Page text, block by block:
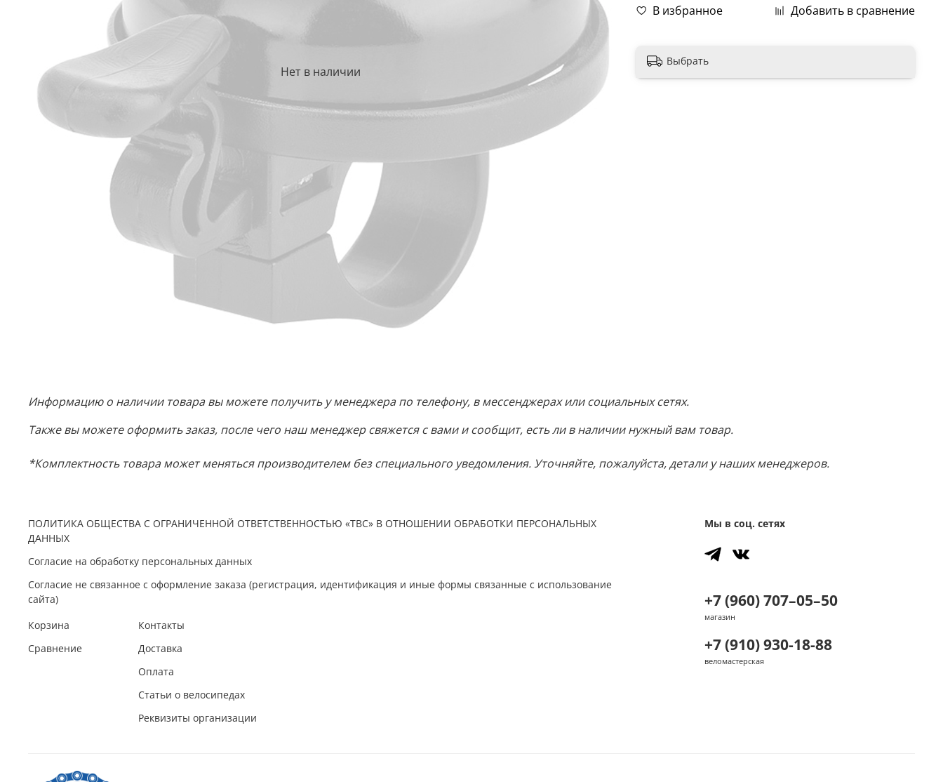
Нет в наличии
В избранное Добавить в сравнение
Выбрать
Информацию о наличии товара вы можете получить у менеджера по телефону, в мессенджерах или социальных сетях.
Также вы можете оформить заказ, после чего наш менеджер свяжется с вами и сообщит, есть ли в наличии нужный вам товар.
*Комплектность товара может меняться производителем без специального уведомления. Уточняйте, пожалуйста, детали у наших менеджеров.
ПОЛИТИКА ОБЩЕСТВА С ОГРАНИЧЕННОЙ ОТВЕТСТВЕННОСТЬЮ «ТВС» В ОТНОШЕНИИ ОБРАБОТКИ ПЕРСОНАЛЬНЫХ
ДАННЫХ
Согласие на обработку персональных данных
Согласие не связанное с оформление заказа (регистрация, идентификация и иные формы связанные с использование
сайта)
Корзина
Сравнение
Контакты
Доставка
Оплата
Статьи о велосипедах
Реквизиты организации
Мы в соц. сетях
+7 (960) 707–05–50
магазин
+7 (910) 930-18-88
веломастерская